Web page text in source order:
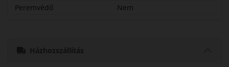
Peremvédő
Nem
Házhozszállítás